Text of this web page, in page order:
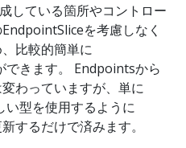
している箇所やコントロー
を考慮しなく
比較的簡単に
できます。 Endpointsから
わっていますが、単に
型を使用するように
するだけで済みます。